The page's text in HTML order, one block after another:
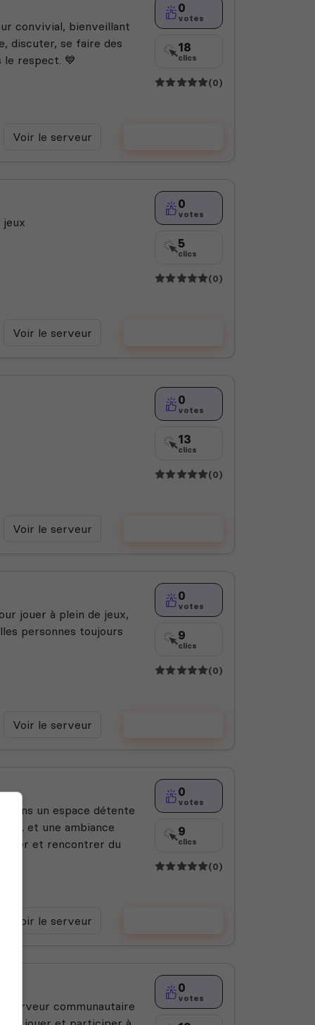
convivial, bienveillant
discuter, se faire des
le respect. 💙
0
votes
18
clics
(0)
Voir le serveur
jeux
0
votes
5
clics
(0)
Voir le serveur
0
votes
13
clics
(0)
Voir le serveur
jouer à plein de jeux,
personnes toujours
0
votes
9
clics
(0)
Voir le serveur
un espace détente
et une ambiance
et rencontrer du
0
votes
9
clics
(0)
Voir le serveur
serveur communautaire
0
votes